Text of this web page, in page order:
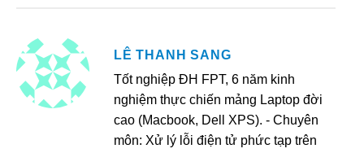
LÊ THANH SANG
Tốt nghiệp ĐH FPT, 6 năm kinh
nghiệm thực chiến mảng Laptop đời
cao (Macbook, Dell XPS). - Chuyên
môn: Xử lý lỗi điện tử phức tạp trên